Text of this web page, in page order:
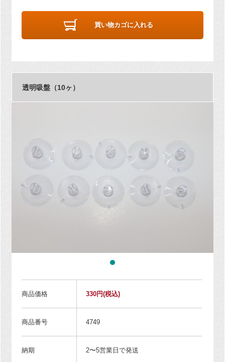
買い物カゴに入れる
透明吸盤（10ヶ）
商品価格 330円(税込)
商品番号 4749
納期 2〜5営業日で発送